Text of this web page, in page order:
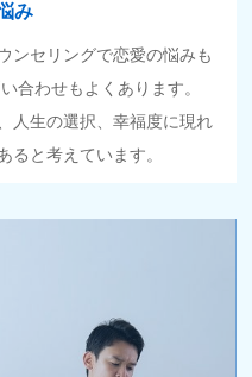
み
ンセリングで恋愛の悩みも
合わせもよくあります。
人生の選択、幸福度に現れ
ると考えています。